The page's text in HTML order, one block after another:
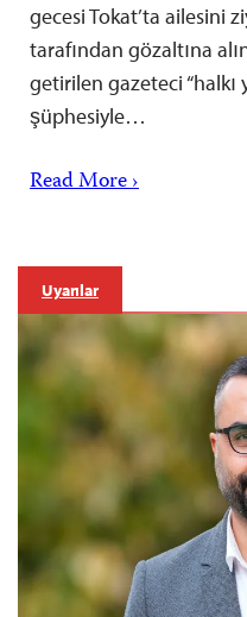
gecesi Tokat’ta ailesini
tarafından gözaltına
getirilen gazeteci “halkı
şüphesiyle…
Read More ›
Uyarılar